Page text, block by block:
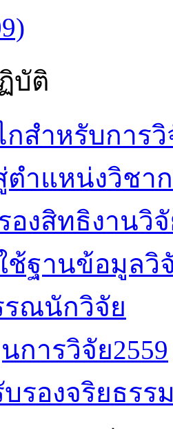
บัติ
กสำหรับการวิ
ตำแหน่งวิชา
องสิทธิงานวิ
ช้ฐานข้อมูลวิ
รณนักวิจัย
การวิจัย2559
รองจริยธรร